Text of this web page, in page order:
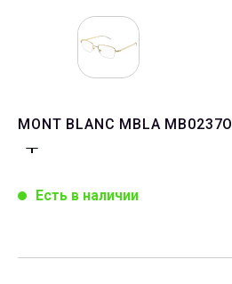
MONT BLANC MBLA MB0237O
Есть в наличии